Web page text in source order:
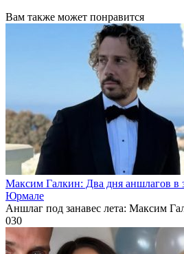
Вам также может понравится
Максим Галкин: Два дня аншлагов в
Юрмале
Аншлаг под занавес лета: Максим
030